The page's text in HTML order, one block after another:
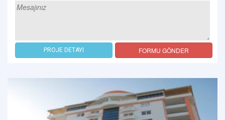
PROJE DETAYI FORMU GÖNDER